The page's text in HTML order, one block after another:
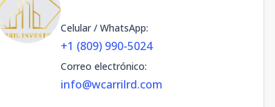
Celular / WhatsApp:
+1 (809) 990-5024
Correo electrónico:
info@wcarrilrd.com